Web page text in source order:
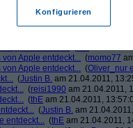
(momo77am
entdeckt...(thEam 21.04.2011,
entdeckt...
Apple entdeckt...
Apple entdeckt... (momo77
Apple entdeckt... (Oliver_nur
(Justin B. am 21.04.2011,
(reisi1990 am 21.04.2011,
(thE am 21.04.2011,
(Justin B. am
entdeckt... (thE am 21.04.2011,
Konfigurieren